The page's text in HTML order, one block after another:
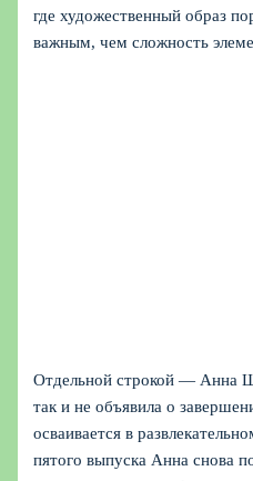
где художественный образ
важным, чем сложность
Отдельной строкой — Анна
так и не объявила о
осваивается в
пятого выпуска Анна снова